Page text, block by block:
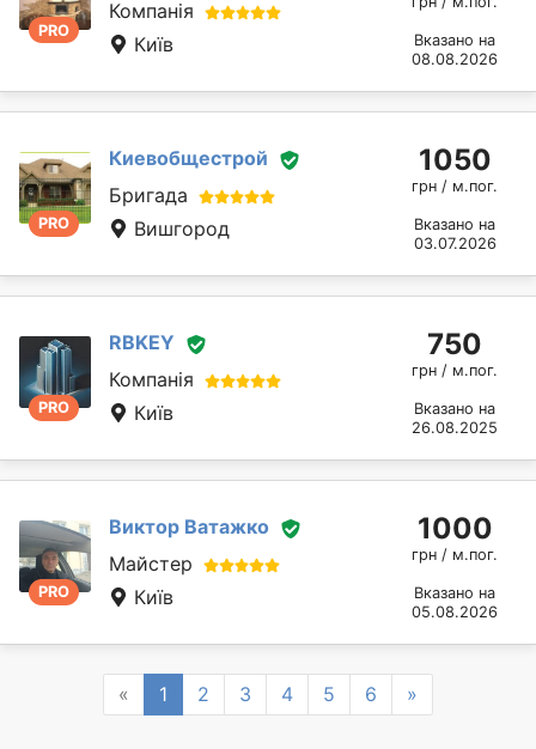
PRO
Компанія
Київ
Вказано на
08.08.2026
PRO
Киевобщестрой
Бригада
Вишгород
1050
грн / м.пог.
Вказано на
03.07.2026
PRO
RBKEY
Компанія
Київ
750
грн / м.пог.
Вказано на
26.08.2025
PRO
Виктор Ватажко
Майстер
Київ
1000
грн / м.пог.
Вказано на
05.08.2026
« Previous
1 2 3 4 5 6 »